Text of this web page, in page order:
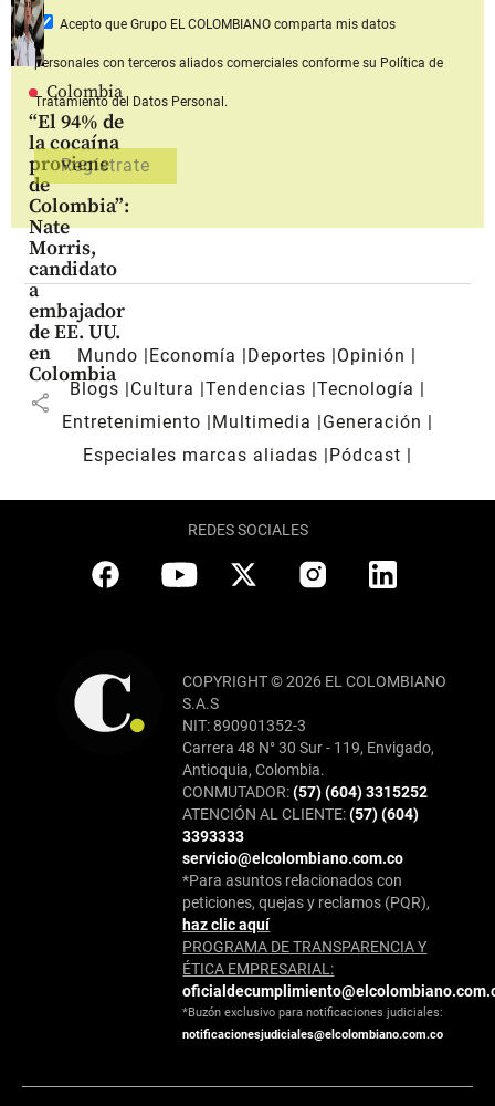
Colombia
“El 94% de
la cocaína
proviene
de
Colombia”:
Nate
Morris,
candidato
a
embajador
de EE. UU.
en
Colombia
share
Acepto que Grupo EL COLOMBIANOcomparta mis datos
personales con terceros aliados comerciales conforme su Política de
Tratamiento del Datos Personal.
Mundo Economía Deportes
Opinión
Blogs
Cultura Tendencias Tecnología
Entretenimiento
Multimedia
Generación
Especiales marcas aliadas
Pódcast
REDES SOCIALES
COPYRIGHT © 2026 EL COLOMBIANO
S.A.S
NIT: 890901352-3
Carrera 48 N° 30 Sur - 119, Envigado,
Antioquia, Colombia.
CONMUTADOR:(57) (604) 3315252
ATENCIÓN AL CLIENTE:(57) (604)
3393333
servicio@elcolombiano.com.co
*Para asuntos relacionados con
peticiones, quejas y reclamos (PQR),
haz clic aquí
PROGRAMA DE TRANSPARENCIA Y
ÉTICA EMPRESARIAL:
*Buzón exclusivo para notificaciones judiciales:
notificacionesjudiciales@elcolombiano.com.co